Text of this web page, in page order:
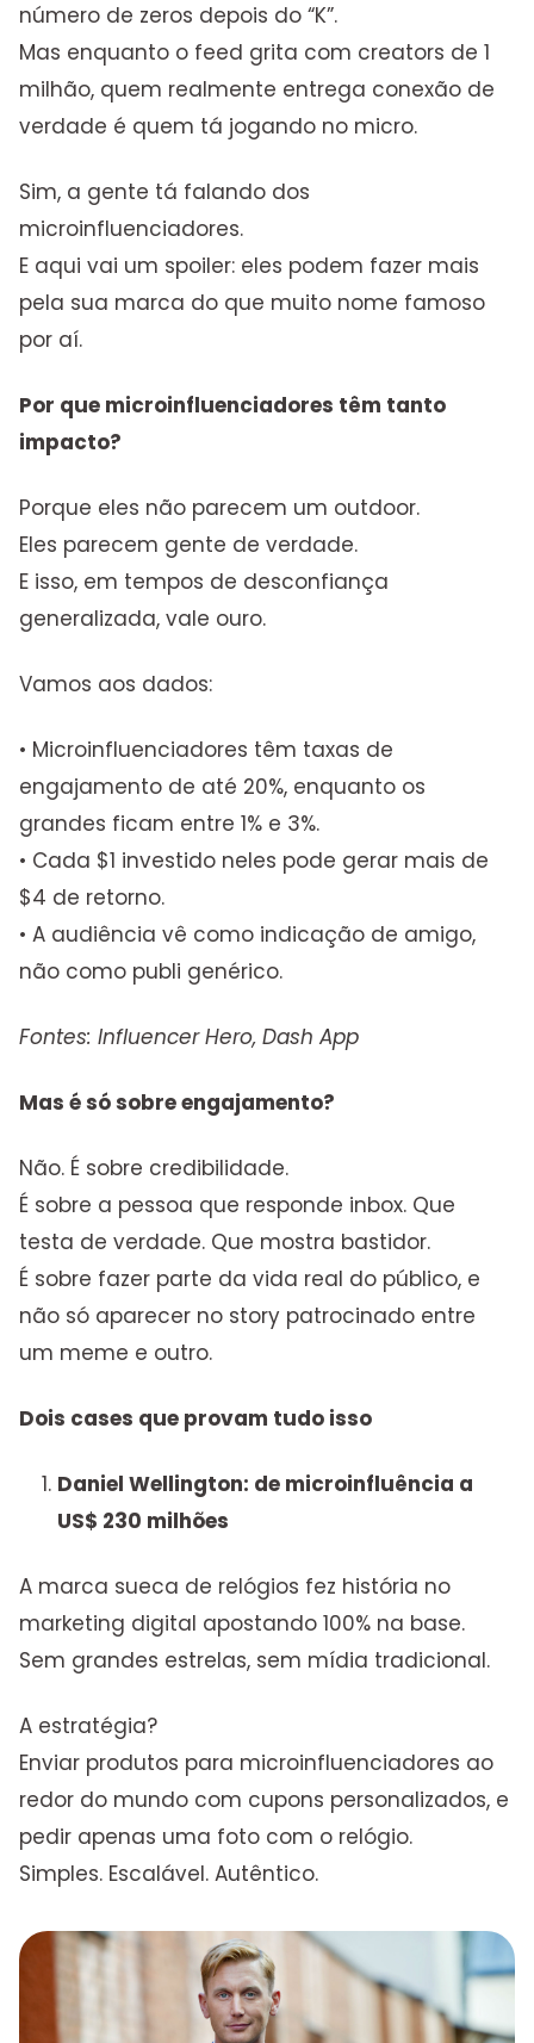
número de zeros depois do “K”.
Mas enquanto o feed grita com creators de 1
milhão, quem realmente entrega conexão de
verdade é quem tá jogando no micro.
Sim, a gente tá falando dos
microinfluenciadores.
E aqui vai um spoiler: eles podem fazer mais
pela sua marca do que muito nome famoso
por aí.
Por que microinfluenciadores têm tanto
impacto?
Porque eles não parecem um outdoor.
Eles parecem gente de verdade.
E isso, em tempos de desconfiança
generalizada, vale ouro.
Vamos aos dados:
• Microinfluenciadores têm taxas de
engajamento de até 20%, enquanto os
grandes ficam entre 1% e 3%.
• Cada $1 investido neles pode gerar mais de
$4 de retorno.
• A audiência vê como indicação de amigo,
não como publi genérico.
Fontes: Influencer Hero, Dash App
Mas é só sobre engajamento?
Não. É sobre credibilidade.
É sobre a pessoa que responde inbox. Que
testa de verdade. Que mostra bastidor.
É sobre fazer parte da vida real do público, e
não só aparecer no story patrocinado entre
um meme e outro.
Dois cases que provam tudo isso
Daniel Wellington: de microinfluência a
US$ 230 milhões
A marca sueca de relógios fez história no
marketing digital apostando 100% na base.
Sem grandes estrelas, sem mídia tradicional.
A estratégia?
Enviar produtos para microinfluenciadores ao
redor do mundo com cupons personalizados, e
pedir apenas uma foto com o relógio.
Simples. Escalável. Autêntico.